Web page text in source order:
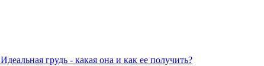
грудь - какая она и как ее получить?